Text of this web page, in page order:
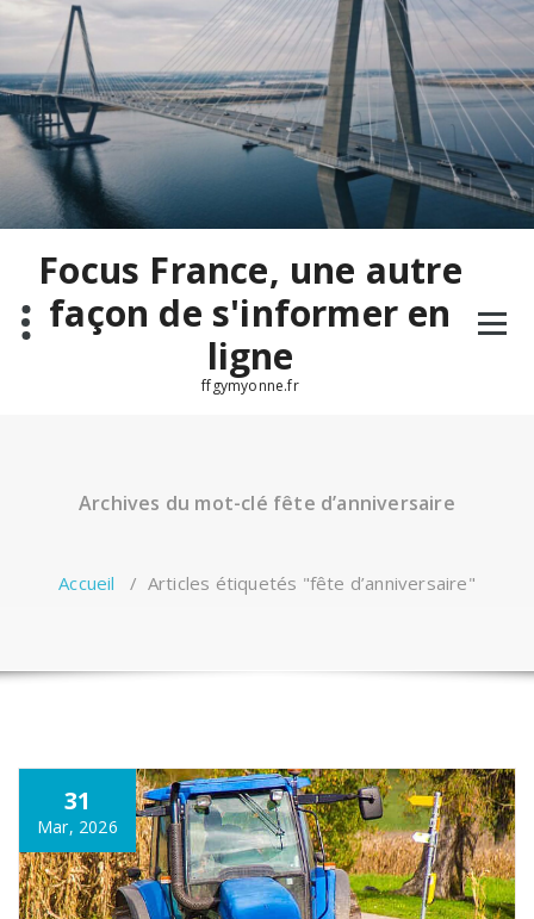
contenu
Focus France, une autre
façon de s'informer en
ligne
ffgymyonne.fr
Archives du mot-clé fête d’anniversaire
Accueil / Articles étiquetés "fête d’anniversaire"
31
Mar, 2026